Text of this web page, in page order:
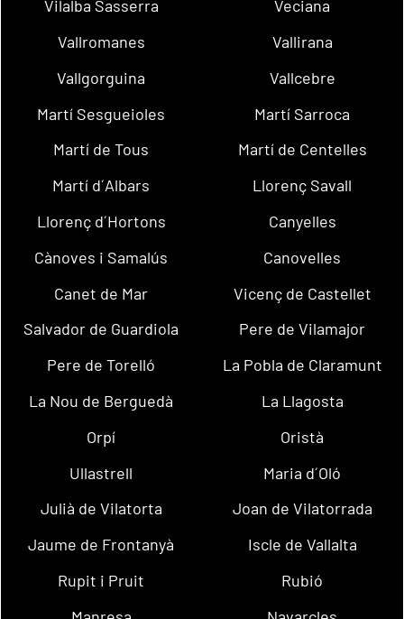
Vilalba Sasserra
Veciana
Vallromanes
Vallirana
Vallgorguina
Vallcebre
Martí Sesgueioles
Martí Sarroca
Martí de Tous
Martí de Centelles
Martí d´Albars
Llorenç Savall
Llorenç d´Hortons
Canyelles
Cànoves i Samalús
Canovelles
Canet de Mar
Vicenç de Castellet
Salvador de Guardiola
Pere de Vilamajor
Pere de Torelló
La Pobla de Claramunt
La Nou de Berguedà
La Llagosta
Orpí
Oristà
Ullastrell
Maria d´Oló
Julià de Vilatorta
Joan de Vilatorrada
Jaume de Frontanyà
Iscle de Vallalta
Rupit i Pruit
Rubió